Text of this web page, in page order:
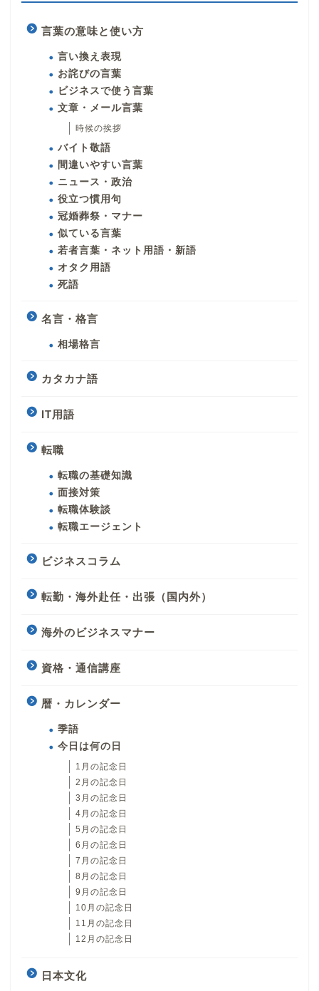
言葉の意味と使い方
言い換え表現
お詫びの言葉
ビジネスで使う言葉
文章・メール言葉
時候の挨拶
バイト敬語
間違いやすい言葉
ニュース・政治
役立つ慣用句
冠婚葬祭・マナー
似ている言葉
若者言葉・ネット用語・新語
オタク用語
死語
名言・格言
相場格言
カタカナ語
IT用語
転職
転職の基礎知識
面接対策
転職体験談
転職エージェント
ビジネスコラム
転勤・海外赴任・出張（国内外）
海外のビジネスマナー
資格・通信講座
暦・カレンダー
季語
今日は何の日
1月の記念日
2月の記念日
3月の記念日
4月の記念日
5月の記念日
6月の記念日
7月の記念日
8月の記念日
9月の記念日
10月の記念日
11月の記念日
12月の記念日
日本文化